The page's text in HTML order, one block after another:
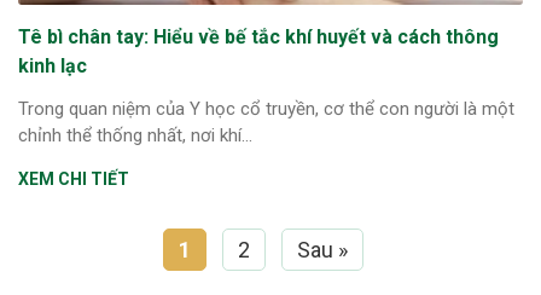
Tê bì chân tay: Hiểu về bế tắc khí huyết và cách thông
kinh lạc
Trong quan niệm của Y học cổ truyền, cơ thể con người là một
chỉnh thể thống nhất, nơi khí...
XEM CHI TIẾT
1 2 Sau »